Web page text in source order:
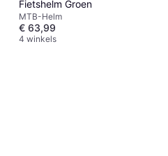
Fietshelm Groen
MTB-Helm
€ 63,99
4 winkels